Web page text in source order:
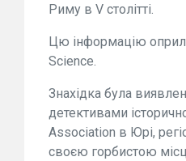
Риму в V столітті.
Цю інформацію
Science.
Знахідка була
детективами
Association в Юрі,
своєю горбистою